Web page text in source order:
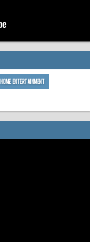
Entertainment